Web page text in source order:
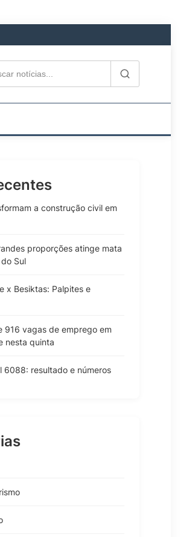
a construção civil em
proporções atinge mata
Sul
x Besiktas: Palpites e
916 vagas de emprego em
nesta quinta
6088: resultado e números